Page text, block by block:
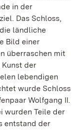
in der
Das Schloss,
ländliche
Bild einer
überraschen mit
der
lebendigen
wurde Schloss
Wolfgang II.
wurden Teile der
entstand der